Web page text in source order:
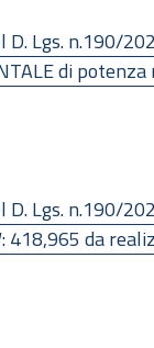
Lgs. n.190/
di
Lgs. n.190/
da